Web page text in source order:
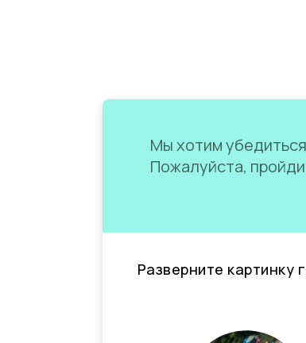
Мы хотим
Пожалуйста,
Разверните картинку